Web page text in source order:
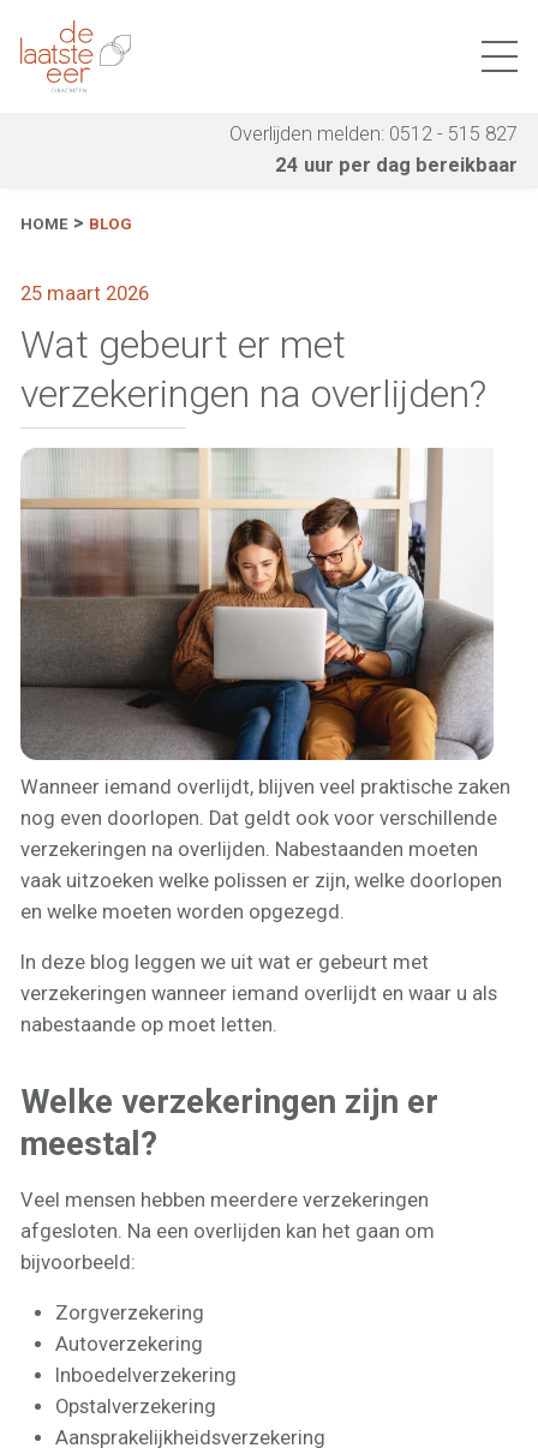
Overlijden melden: 0512 - 515 827
24 uur per dag bereikbaar
HOME BLOG
25 maart 2026
Wat gebeurt er met
verzekeringen na overlijden?
Wanneer iemand overlijdt, blijven veel praktische zaken
nog even doorlopen. Dat geldt ook voor verschillende
verzekeringen na overlijden. Nabestaanden moeten
vaak uitzoeken welke polissen er zijn, welke doorlopen
en welke moeten worden opgezegd.
In deze blog leggen we uit wat er gebeurt met
verzekeringen wanneer iemand overlijdt en waar u als
nabestaande op moet letten.
Welke verzekeringen zijn er
meestal?
Veel mensen hebben meerdere verzekeringen
afgesloten. Na een overlijden kan het gaan om
bijvoorbeeld:
Zorgverzekering
Autoverzekering
Inboedelverzekering
Opstalverzekering
Aansprakelijkheidsverzekering